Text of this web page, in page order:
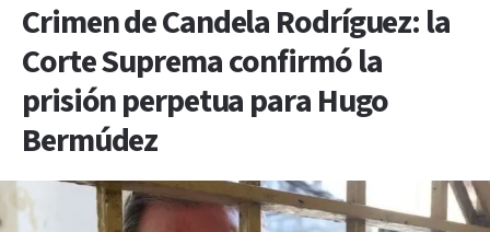
Crimen de Candela Rodríguez: la
Corte Suprema confirmó la
prisión perpetua para Hugo
Bermúdez